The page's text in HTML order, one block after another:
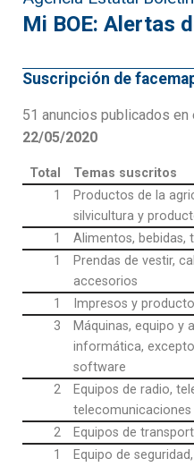
Mi BOE: Alertas
Suscripción de
51 anuncios publicados en
22/05/2020
Total
Temas suscritos
1
Productos de la
silvicultura y
1
Alimentos, bebidas,
1
Prendas de vestir,
accesorios
1
Impresos y
3
Máquinas, equipo y
informática,
software
2
Equipos de radio,
2
Equipos de
1
Equipo de